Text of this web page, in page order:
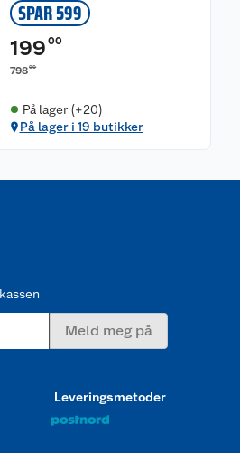
SPAR 599
199 00
79800
På lager (+20)
På lager i 19 butikker
Meld meg på
Leveringsmetoder